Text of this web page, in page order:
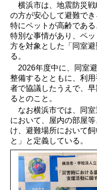
横浜市は、地震防災
の方が安心して避難でき
特にペットが高齢であ
特別な事情があり、ペ
方を対象とした「同室
る。
2026年度中に、同室
整備するとともに、利
者で協議したうえで、
るとのこと。
なお横浜市では、同
において、屋内の部屋
け、避難場所において
と」と定義している。